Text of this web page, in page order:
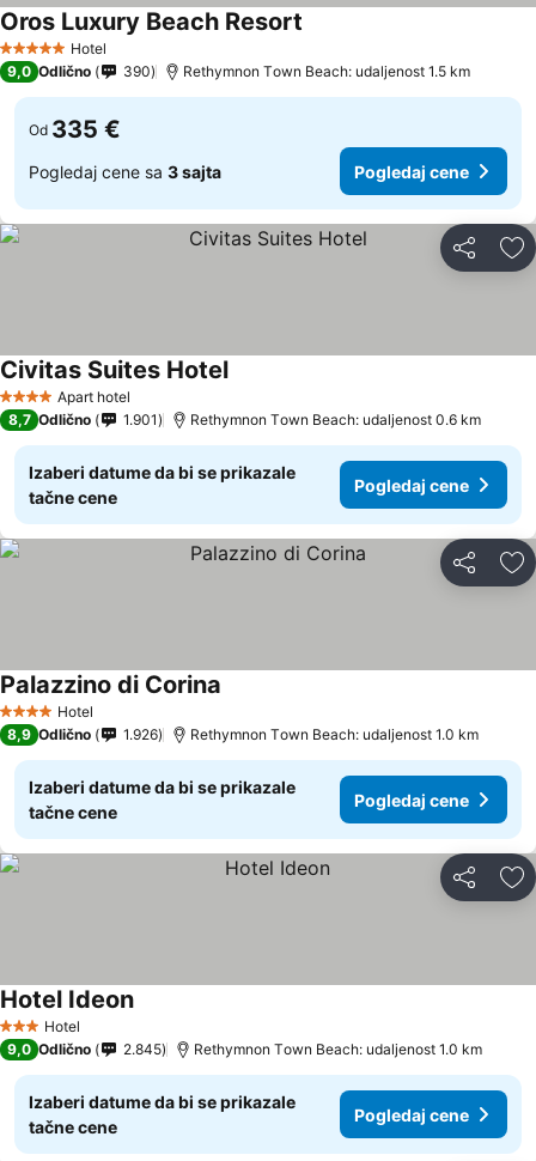
5 ZvezdiceHotel
Oros Luxury Beach Resort
9,0 Odlično 390 Rethymnon Τown Beach: udaljenost 1.5 km
Od 335 €
Pogledaj cene sa 3 sajta Pogledaj cene
Deli
4 ZvezdiceApart hotel
Civitas Suites Hotel
8,7 Odlično 1.901 Rethymnon Τown Beach: udaljenost 0.6 km
Izaberi datume da bi se prikazale
tačne cene
Pogledaj cene
Deli
4 ZvezdiceHotel
Palazzino di Corina
8,9 Odlično 1.926 Rethymnon Τown Beach: udaljenost 1.0 km
Izaberi datume da bi se prikazale
tačne cene
Pogledaj cene
Deli
3 Zvezdice
Hotel
Hotel Ideon
9,0 Odlično 2.845 Rethymnon Τown Beach: udaljenost 1.0 km
Izaberi datume da bi se prikazale
tačne cene
Pogledaj cene